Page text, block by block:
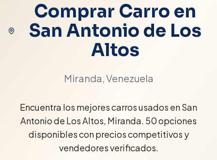
Comprar Carro en
San Antonio de Los
Altos
Miranda, Venezuela
Encuentra los mejores carros usados en San
Antonio de Los Altos, Miranda. 50 opciones
disponibles con precios competitivos y
vendedores verificados.